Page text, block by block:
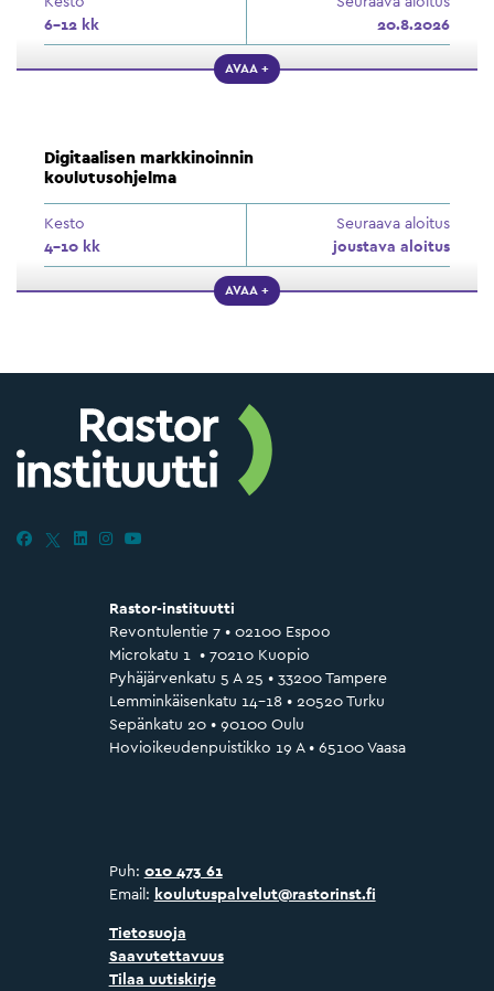
6–12 kk
20.8.2026
AVAA +
Digitaalisen markkinoinnin
koulutusohjelma
Kesto
4–10 kk
Seuraava aloitus
joustava aloitus
AVAA +
Rastor-instituutti
Revontulentie 7 • 02100 Espoo
Microkatu 1 • 70210 Kuopio
Pyhäjärvenkatu 5 A 25 • 33200 Tampere
Lemminkäisenkatu 14–18 • 20520 Turku
Sepänkatu 20 • 90100 Oulu
Hovioikeudenpuistikko 19 A • 65100 Vaasa
Puh: 010 473 61
Email: koulutuspalvelut@rastorinst.fi
Tietosuoja
Saavutettavuus
Tilaa uutiskirje